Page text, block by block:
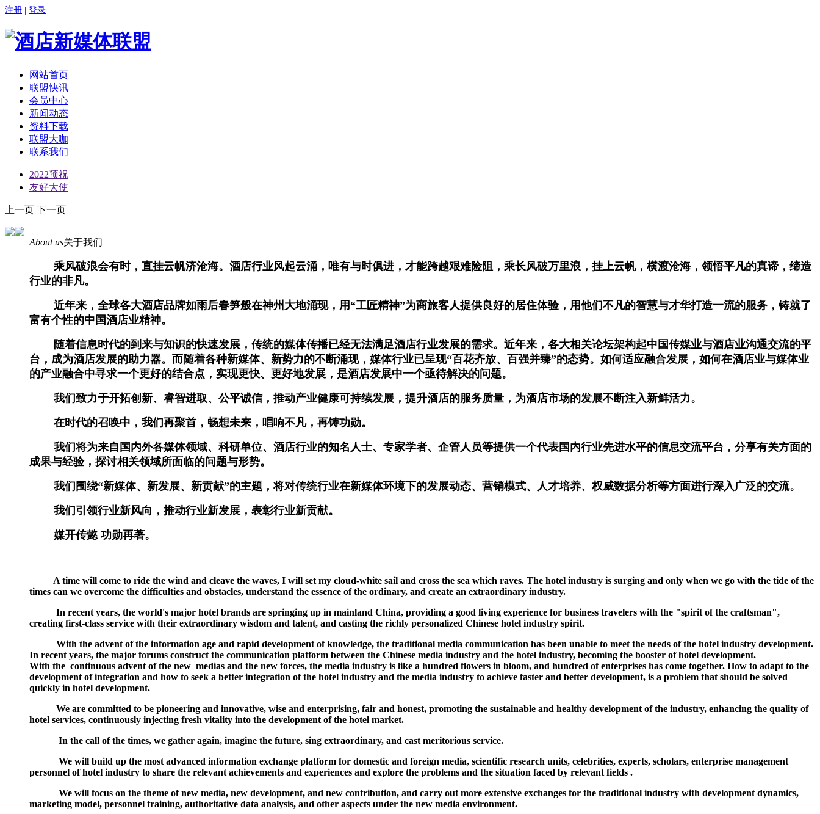
注册 登录
网站首页
联盟快讯
会员中心
新闻动态
资料下载
联盟大咖
联系我们
2022预祝
友好大使
上一页 下一页
About us关于我们
乘风破浪会有时，直挂云帆济沧海。酒店行业风起云涌，唯有与时俱进，才能跨越艰难险阻，乘长风破万里浪，挂上云帆，横渡沧海，领悟平凡的真谛，缔造
行业的非凡。
近年来，全球各大酒店品牌如雨后春笋般在神州大地涌现，用“工匠精神”为商旅客人提供良好的居住体验，用他们不凡的智慧与才华打造一流的服务，铸就了
富有个性的中国酒店业精神。
随着信息时代的到来与知识的快速发展，传统的媒体传播已经无法满足酒店行业发展的需求。近年来，各大相关论坛架构起中国传媒业与酒店业沟通交流的平
台，成为酒店发展的助力器。而随着各种新媒体、新势力的不断涌现，媒体行业已呈现“百花齐放、百强并臻”的态势。如何适应融合发展，如何在酒店业与媒体业
的产业融合中寻求一个更好的结合点，实现更快、更好地发展，是酒店发展中一个亟待解决的问题。
我们致力于开拓创新、睿智进取、公平诚信，推动产业健康可持续发展，提升酒店的服务质量，为酒店市场的发展不断注入新鲜活力。
在时代的召唤中，我们再聚首，畅想未来，唱响不凡，再铸功勋。
我们将为来自国内外各媒体领域、科研单位、酒店行业的知名人士、专家学者、企管人员等提供一个代表国内行业先进水平的信息交流平台，分享有关方面的
成果与经验，探讨相关领域所面临的问题与形势。
我们围绕“新媒体、新发展、新贡献”的主题，将对传统行业在新媒体环境下的发展动态、营销模式、人才培养、权威数据分析等方面进行深入广泛的交流。
我们引领行业新风向，推动行业新发展，表彰行业新贡献。
媒开传懿 功勋再著。
A time will come to ride the wind and cleave the waves, I will set my cloud-white sail and cross the sea which raves. The hotel industry is surging and only when we go with the tide of the
times can we overcome the difficulties and obstacles, understand the essence of the ordinary, and create an extraordinary industry.
In recent years, the world's major hotel brands are springing up in mainland China, providing a good living experience for business travelers with the "spirit of the craftsman",
creating first-class service with their extraordinary wisdom and talent, and casting the richly personalized Chinese hotel industry spirit.
With the advent of the information age and rapid development of knowledge, the traditional media communication has been unable to meet the needs of the hotel industry development.
In recent years, the major forums construct the communication platform between the Chinese media industry and the hotel industry, becoming the booster of hotel development.
With the continuous advent of the new medias and the new forces, the media industry is like a hundred flowers in bloom, and hundred of enterprises has come together. How to adapt to the
development of integration and how to seek a better integration of the hotel industry and the media industry to achieve faster and better development, is a problem that should be solved
quickly in hotel development.
We are committed to be pioneering and innovative, wise and enterprising, fair and honest, promoting the sustainable and healthy development of the industry, enhancing the quality of
hotel services, continuously injecting fresh vitality into the development of the hotel market.
In the call of the times, we gather again, imagine the future, sing extraordinary, and cast meritorious service.
We will build up the most advanced information exchange platform for domestic and foreign media, scientific research units, celebrities, experts, scholars, enterprise management
personnel of hotel industry to share the relevant achievements and experiences and explore the problems and the situation faced by relevant fields .
We will focus on the theme of new media, new development, and new contribution, and carry out more extensive exchanges for the traditional industry with development dynamics,
marketing model, personnel training, authoritative data analysis, and other aspects under the new media environment.